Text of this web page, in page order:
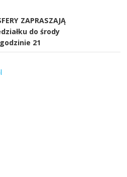
ZAPRASZAJĄ
do środy
21